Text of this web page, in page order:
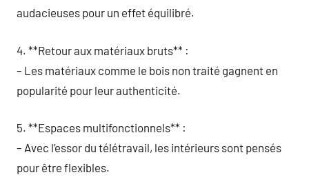
audacieuses pour un effet équilibré.
4. **Retour aux matériaux bruts** :
– Les matériaux comme le bois non traité gagnent en
popularité pour leur authenticité.
5. **Espaces multifonctionnels** :
– Avec l’essor du télétravail, les intérieurs sont pensés
pour être flexibles.